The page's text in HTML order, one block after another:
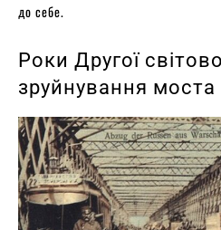
до себе.
Роки Другої
зруйнування моста